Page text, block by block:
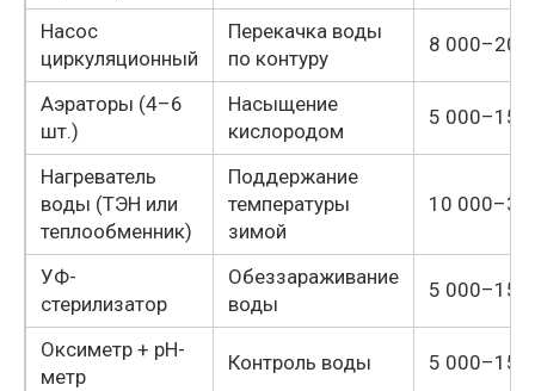
Насос
циркуляционный
Перекачка воды
по контуру
8 000–20
Аэраторы (4–6
шт.)
Насыщение
кислородом
5 000–15
Нагреватель
воды (ТЭН или
теплообменник)
Поддержание
температуры
зимой
10 000–30
УФ-
стерилизатор
Обеззараживание
воды
5 000–15
Оксиметр + pH-
метр
Контроль воды 5 000–15